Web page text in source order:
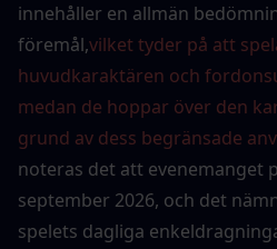
innehåller en allmän
föremål,vilket tyder på att
huvudkaraktären och
medan de hoppar över den
grund av dess begränsade
noteras det att evenemanget
september 2026, och det
spelets dagliga